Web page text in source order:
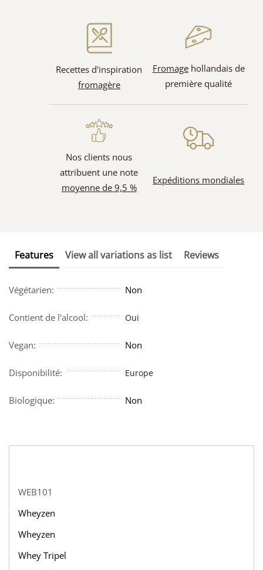
Recettes d'inspiration
fromagère
Fromagehollandais de
première qualité
Nos clients nous
attribuent une note
moyenne de 9,5 %
Expéditions mondiales
Features View all variations as list Reviews
Végétarien: Non
Contient de l'alcool: Oui
Vegan: Non
Disponibilité: Europe
Biologique: Non
WEB101
Wheyzen
Wheyzen
Whey Tripel